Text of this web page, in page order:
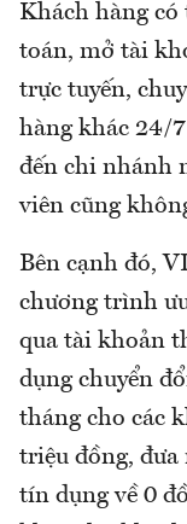
Khách hàng có
toán, mở tài
trực tuyến,
hàng khác 24/
đến chi nhánh
viên cũng
Bên cạnh đó,
chương trình
qua tài khoản
dụng chuyển
tháng cho các
triệu đồng,
tín dụng về 0